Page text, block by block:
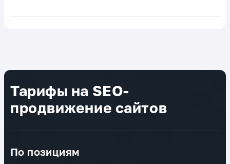
Тарифы на SEO-
продвижение сайтов
По позициям